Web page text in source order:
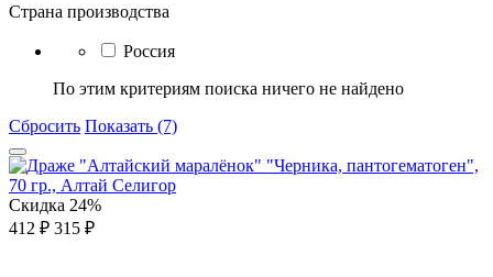
Страна производства
Россия
По этим критериям поиска ничего не найдено
Сбросить Показать (7)
Скидка 24%
412 ₽ 315 ₽